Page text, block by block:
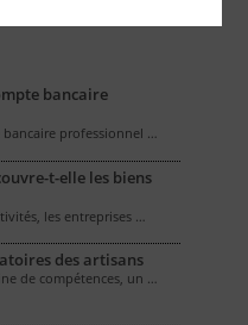
bancaire
bancaire professionnel …
t-elle les biens
les entreprises …
des artisans
de compétences, un …